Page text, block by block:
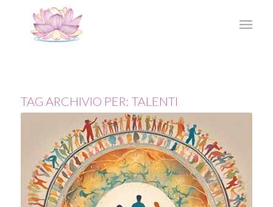
TAG ARCHIVIO PER: TALENTI